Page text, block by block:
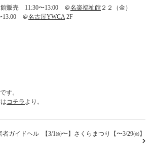
館販売 11:30〜13:00 ＠名楽福祉館 ２２（金）
13:00 ＠名古屋YWCA2F
す。
コチラ より。
者ガイドヘル
【3/1㈮〜】さくらまつり【〜3/29㈮】